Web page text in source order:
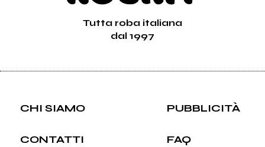
Tutta roba italiana
dal 1997
CHI SIAMO PUBBLICITÀ
CONTATTI FAQ